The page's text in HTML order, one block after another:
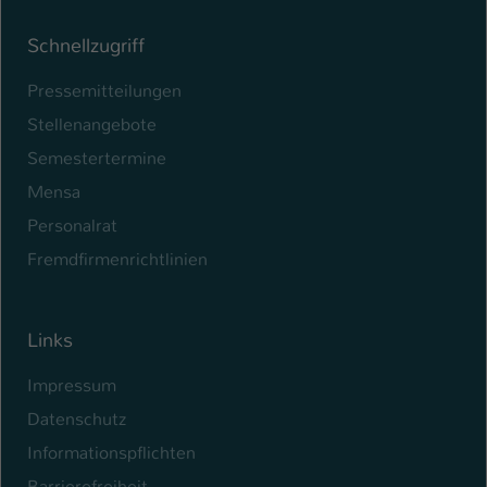
Schnellzugriff
Pressemitteilungen
Stellenangebote
Semestertermine
Mensa
Personalrat
Fremdfirmenrichtlinien
Links
Impressum
Datenschutz
Informationspflichten